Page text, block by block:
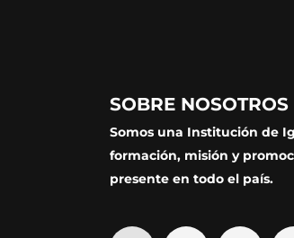
SOBRE NOSOTROS
Somos una Institución de
formación, misión y
presente en todo el país.